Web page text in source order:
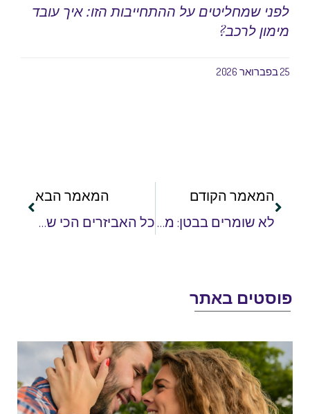
לפני שמחליטים על ההתחייבות הזו: איך עובד
מימון לרכב?
המאמר הקודם
לא שומרים בבטן: מרגישים נפוחים בזמן הנהיגה? יש מה לעשות
המאמר הבא
כל האביזרים הכי שימושיים לרכב במקום אחד: נהגים, הכירו את אתר JESTA
באתר